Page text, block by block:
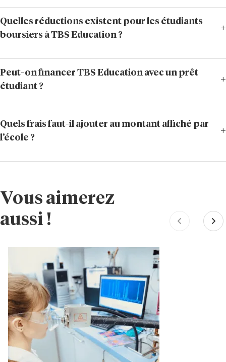
Quelles réductions existent pour les étudiants
boursiers à TBS Education ?
Peut-on financer TBS Education avec un prêt
étudiant ?
Quels frais faut-il ajouter au montant affiché par
l’école ?
Vous aimerez
aussi !